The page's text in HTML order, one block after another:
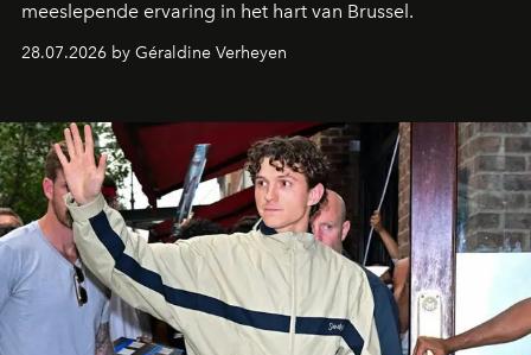
meeslepende ervaring in het hart van Brussel.
28.07.2026 by Géraldine Verheyen